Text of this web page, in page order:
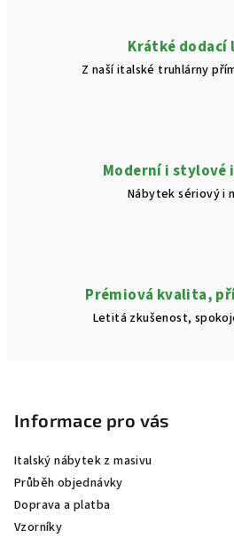
v
ý
p
Krátké dodací
Z naší italské truhlárny
Moderní i
Nábytek sériový i
Prémiová kvalita,
Letitá zkušenost,
Informace pro vás
Italský nábytek z masivu
Průběh objednávky
Doprava a platba
Vzorníky